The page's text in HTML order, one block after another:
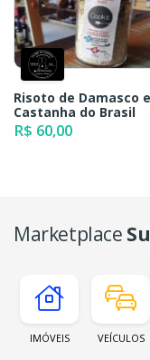
Risoto de Damasco e
Castanha do Brasil
R$ 60,00
Marketplace
IMÓVEIS VEÍCULOS